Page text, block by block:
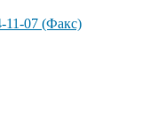
11-07 (Факс)